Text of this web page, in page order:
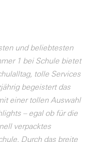
Österreich
und
und beliebtesten
1 bei Schule bietet
tolle Services
begeistert das
einer tollen Auswahl
– egal ob für die
verpacktes
Durch das breite